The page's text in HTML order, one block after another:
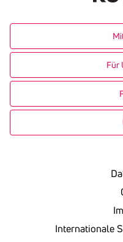
Für
Internationale